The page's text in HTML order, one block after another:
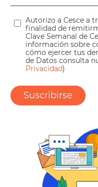
Autorizo a Cesce a
finalidad de
Clave Semanal de
información sobre
cómo ejercer tus
de Datos consulta
Privacidad)